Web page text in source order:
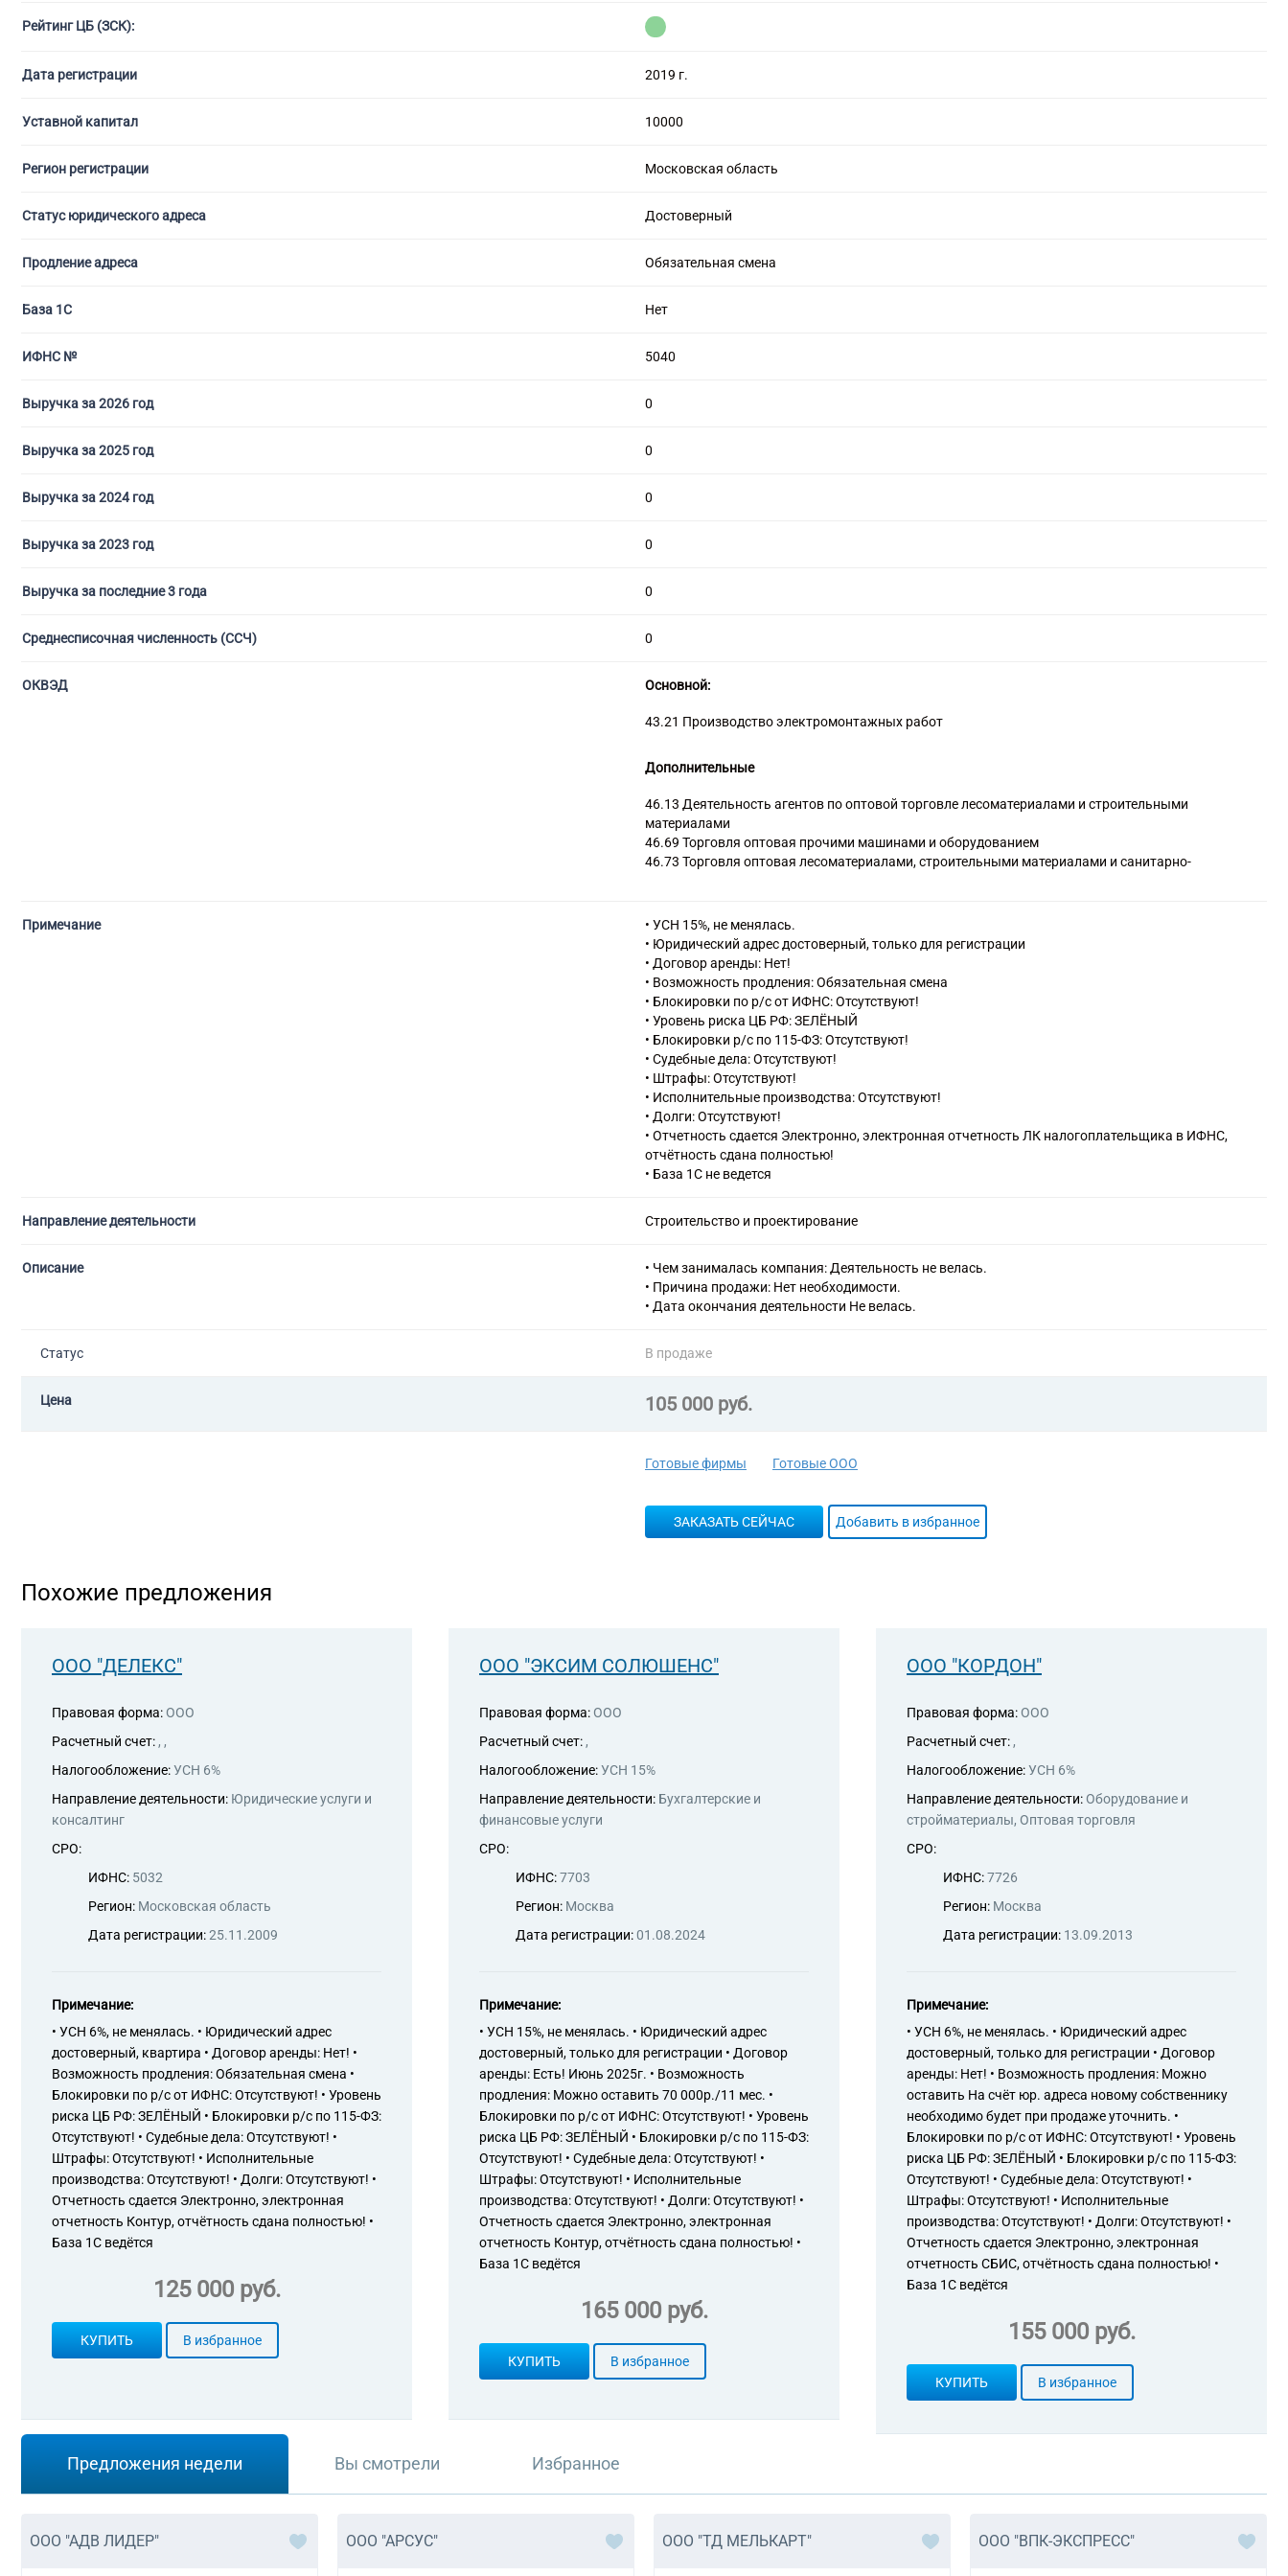
С лицензией на алмазную торговлю
Рейтинг ЦБ (ЗСК):
Дата регистрации 2019 г.
Уставной капитал 10000
Регион регистрации Московская область
Статус юридического адреса Достоверный
Продление адреса Обязательная смена
База 1С Нет
ИФНС № 5040
Выручка за 2026 год 0
Выручка за 2025 год 0
Выручка за 2024 год 0
Выручка за 2023 год 0
Выручка за последние 3 года 0
Среднесписочная численность (ССЧ) 0
ОКВЭД Основной:
43.21 Производство электромонтажных работ
Дополнительные
46.13 Деятельность агентов по оптовой торговле лесоматериалами и строительными
материалами
46.69 Торговля оптовая прочими машинами и оборудованием
46.73 Торговля оптовая лесоматериалами, строительными материалами и санитарно-
Примечание
• УСН 15%, не менялась.
• Юридический адрес достоверный, только для регистрации
• Договор аренды: Нет!
• Возможность продления: Обязательная смена
• Блокировки по р/с от ИФНС: Отсутствуют!
• Уровень риска ЦБ РФ: ЗЕЛЁНЫЙ
• Блокировки р/с по 115-ФЗ: Отсутствуют!
• Судебные дела: Отсутствуют!
• Штрафы: Отсутствуют!
• Исполнительные производства: Отсутствуют!
• Долги: Отсутствуют!
• Отчетность сдается Электронно, электронная отчетность ЛК налогоплательщика в ИФНС,
отчётность сдана полностью!
• База 1С не ведется
Направление деятельности Строительство и проектирование
Описание
• Чем занималась компания: Деятельность не велась.
• Причина продажи: Нет необходимости.
• Дата окончания деятельности Не велась.
Статус В продаже
Цена 105 000 руб.
Готовые фирмы Готовые ООО
ЗАКАЗАТЬ СЕЙЧАС Добавить в избранное
Похожие предложения
ООО "ДЕЛЕКС"
Правовая форма: ООО
Расчетный счет: , ,
Налогообложение:УСН 6%
Направление деятельности: Юридические услуги и
консалтинг
СРО:
ИФНС: 5032
Регион: Московская область
Дата регистрации:25.11.2009
Примечание:
• УСН 6%, не менялась. • Юридический адрес
достоверный, квартира • Договор аренды: Нет! •
Возможность продления: Обязательная смена •
Блокировки по р/с от ИФНС: Отсутствуют! • Уровень
риска ЦБ РФ: ЗЕЛЁНЫЙ • Блокировки р/с по 115-ФЗ:
Отсутствуют! • Судебные дела: Отсутствуют! •
Штрафы: Отсутствуют! • Исполнительные
производства: Отсутствуют! • Долги: Отсутствуют! •
Отчетность сдается Электронно, электронная
отчетность Контур, отчётность сдана полностью! •
База 1С ведётся
125 000 руб.
КУПИТЬ В избранное
ООО "ЭКСИМ СОЛЮШЕНС"
Правовая форма: ООО
Расчетный счет: ,
Налогообложение:УСН 15%
Направление деятельности: Бухгалтерские и
финансовые услуги
СРО:
ИФНС:7703
Регион: Москва
Дата регистрации:01.08.2024
Примечание:
• УСН 15%, не менялась. • Юридический адрес
достоверный, только для регистрации • Договор
аренды: Есть! Июнь 2025г. • Возможность
продления: Можно оставить 70 000р./11 мес. •
Блокировки по р/с от ИФНС: Отсутствуют! • Уровень
риска ЦБ РФ: ЗЕЛЁНЫЙ • Блокировки р/с по 115-ФЗ:
Отсутствуют! • Судебные дела: Отсутствуют! •
Штрафы: Отсутствуют! • Исполнительные
производства: Отсутствуют! • Долги: Отсутствуют! •
Отчетность сдается Электронно, электронная
отчетность Контур, отчётность сдана полностью! •
База 1С ведётся
165 000 руб.
КУПИТЬ В избранное
ООО "КОРДОН"
Правовая форма: ООО
Расчетный счет: ,
Налогообложение:УСН 6%
Направление деятельности: Оборудование и
стройматериалы, Оптовая торговля
СРО:
ИФНС:7726
Регион: Москва
Дата регистрации: 13.09.2013
Примечание:
• УСН 6%, не менялась. • Юридический адрес
достоверный, только для регистрации • Договор
аренды: Нет! • Возможность продления: Можно
оставить На счёт юр. адреса новому собственнику
необходимо будет при продаже уточнить. •
Блокировки по р/с от ИФНС: Отсутствуют! • Уровень
риска ЦБ РФ: ЗЕЛЁНЫЙ • Блокировки р/с по 115-ФЗ:
Отсутствуют! • Судебные дела: Отсутствуют! •
Штрафы: Отсутствуют! • Исполнительные
производства: Отсутствуют! • Долги: Отсутствуют! •
Отчетность сдается Электронно, электронная
отчетность СБИС, отчётность сдана полностью! •
База 1С ведётся
155 000 руб.
КУПИТЬ В избранное
Предложения недели Вы смотрели Избранное
ООО "АДВ ЛИДЕР" ООО "АРСУС" ООО "ТД МЕЛЬКАРТ" ООО "ВПК-ЭКСПРЕСС"